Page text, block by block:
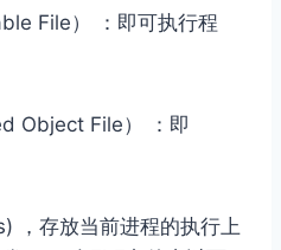
File） ：即可执⾏程
Object File） ：即
，存放当前进程的执⾏上